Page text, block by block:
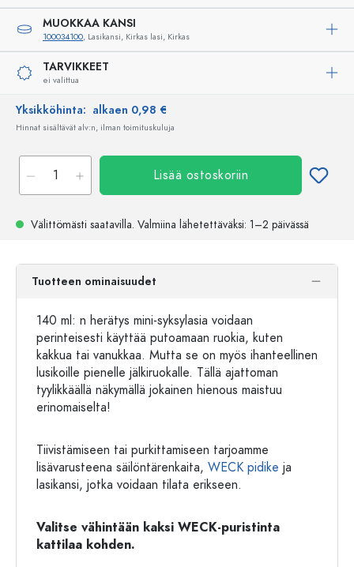
MUOKKAA KANSI
100034100, Lasikansi, Kirkas lasi, Kirkas
TARVIKKEET
ei valittua
Yksikköhinta: alkaen 0,98 €
Hinnat sisältävät alv:n, ilman toimituskuluja
Lisää ostoskoriin
Välittömästi saatavilla. Valmiina lähetettäväksi: 1–2 päivässä
Tuotteen ominaisuudet
140 ml: n herätys mini-syksylasia voidaan
perinteisesti käyttää putoamaan ruokia, kuten
kakkua tai vanukkaa. Mutta se on myös ihanteellinen
lusikoille pienelle jälkiruokalle. Tällä ajattoman
tyylikkäällä näkymällä jokainen hienous maistuu
erinomaiselta!
Tiivistämiseen tai purkittamiseen tarjoamme
lisävarusteena säilöntärenkaita, WECK pidike ja
lasikansi, jotka voidaan tilata erikseen.
Valitse vähintään kaksi WECK-puristinta
kattilaa kohden.